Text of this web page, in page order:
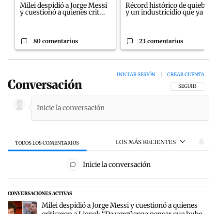
Milei despidió a Jorge Messi
y cuestionó a quienes crit...
80 comentarios
Récord histórico de quiebras
y un industricidio que ya ...
23 comentarios
Conversación SIGA ESTA
SEGUIR
INICIAR SESIÓN CREAR CUENTA
TODOS LOS COMENTARIOS LOS MÁS RECIENTES
Todos los comentarios
Inicie la conversación
CONVERSACIONES ACTIVAS
Este listado muestra los artículos con más comentarios en los
Un artículo de tendencia con el título "Milei despidió a Jorge
Milei despidió a Jorge Messi y cuestionó a quienes